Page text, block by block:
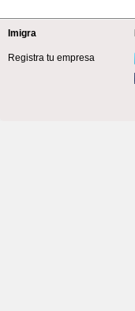
Imigra
Registra tu empresa